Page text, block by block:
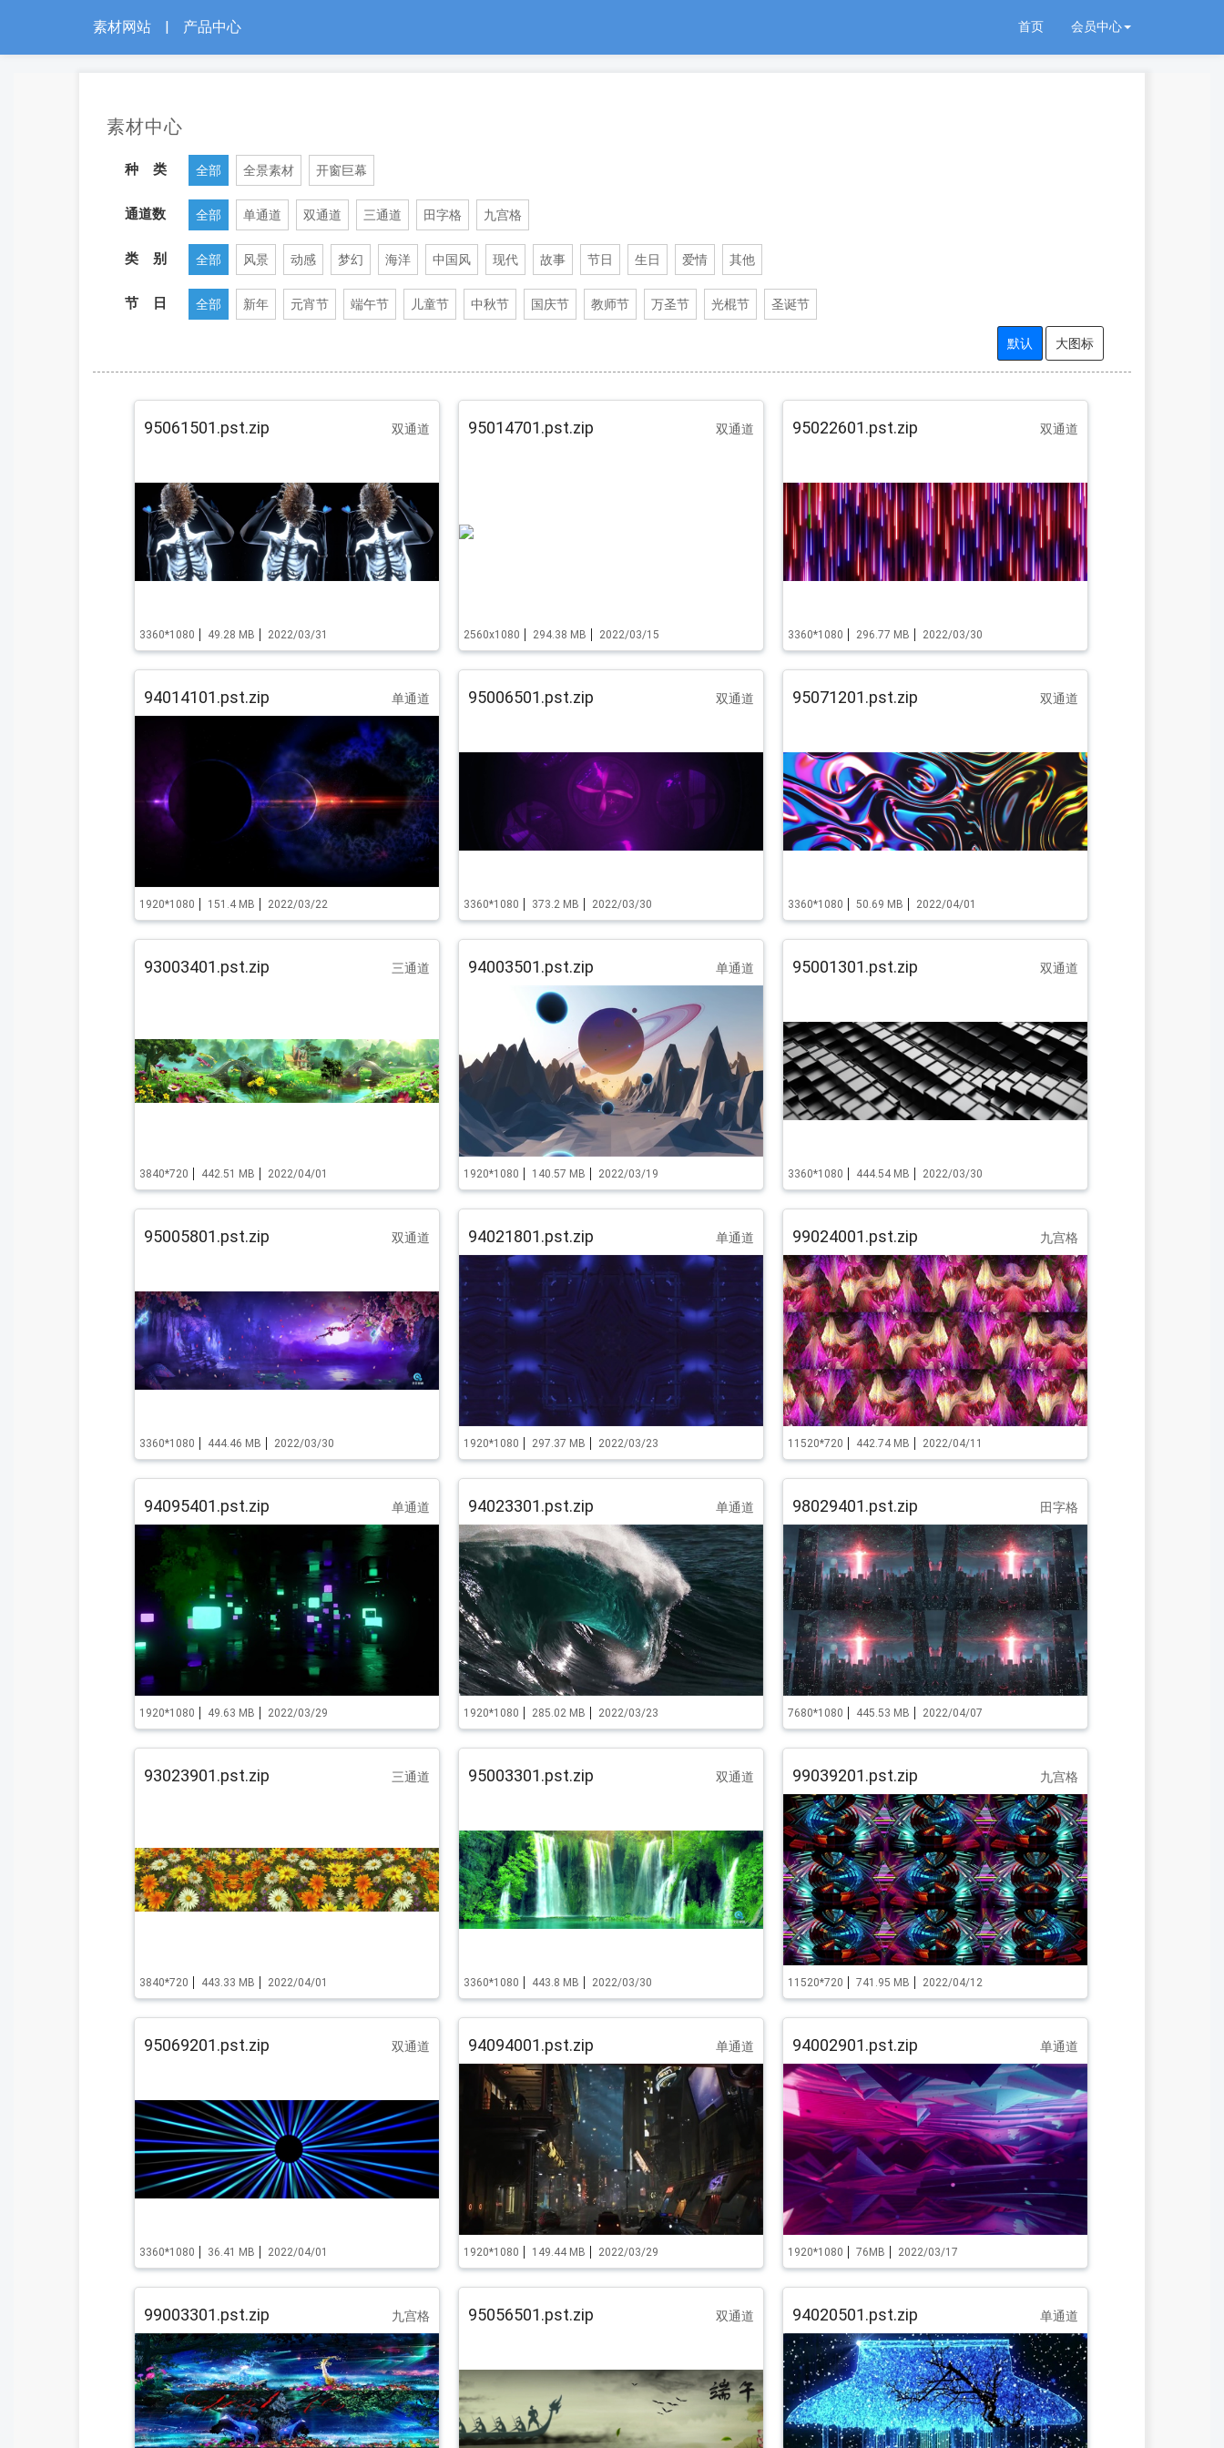
素材网站 | 产品中心 首页 会员中心
素材中心
种 类 全部 全景素材 开窗巨幕
通道数 全部 单通道 双通道 三通道 田字格 九宫格
类 别 全部 风景 动感 梦幻 海洋 中国风 现代 故事 节日 生日 爱情 其他
节 日 全部 新年 元宵节 端午节 儿童节 中秋节 国庆节 教师节 万圣节 光棍节 圣诞节
默认 大图标
95061501.pst.zip 双通道
3360*1080 49.28 MB 2022/03/31
95014701.pst.zip 双通道
2560x1080 294.38 MB 2022/03/15
95022601.pst.zip 双通道
3360*1080 296.77 MB 2022/03/30
94014101.pst.zip 单通道
1920*1080 151.4 MB 2022/03/22
95006501.pst.zip 双通道
3360*1080 373.2 MB 2022/03/30
95071201.pst.zip 双通道
3360*1080 50.69 MB 2022/04/01
93003401.pst.zip 三通道
3840*720 442.51 MB 2022/04/01
94003501.pst.zip 单通道
1920*1080 140.57 MB 2022/03/19
95001301.pst.zip 双通道
3360*1080 444.54 MB 2022/03/30
95005801.pst.zip 双通道
3360*1080 444.46 MB 2022/03/30
94021801.pst.zip 单通道
1920*1080 297.37 MB 2022/03/23
99024001.pst.zip 九宫格
11520*720 442.74 MB 2022/04/11
94095401.pst.zip 单通道
1920*1080 49.63 MB 2022/03/29
94023301.pst.zip 单通道
1920*1080 285.02 MB 2022/03/23
98029401.pst.zip 田字格
7680*1080 445.53 MB 2022/04/07
93023901.pst.zip 三通道
3840*720 443.33 MB 2022/04/01
95003301.pst.zip 双通道
3360*1080 443.8 MB 2022/03/30
99039201.pst.zip 九宫格
11520*720 741.95 MB 2022/04/12
95069201.pst.zip 双通道
3360*1080 36.41 MB 2022/04/01
94094001.pst.zip 单通道
1920*1080 149.44 MB 2022/03/29
94002901.pst.zip 单通道
1920*1080 76MB 2022/03/17
99003301.pst.zip 九宫格 95056501.pst.zip 双通道 94020501.pst.zip 单通道